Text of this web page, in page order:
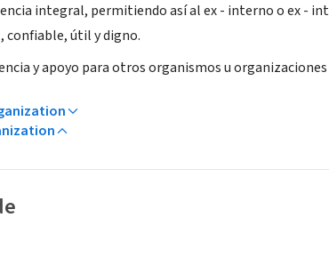
integral, permitiendo así al ex - interno o ex -
confiable, útil y digno.
y apoyo para otros organismos u